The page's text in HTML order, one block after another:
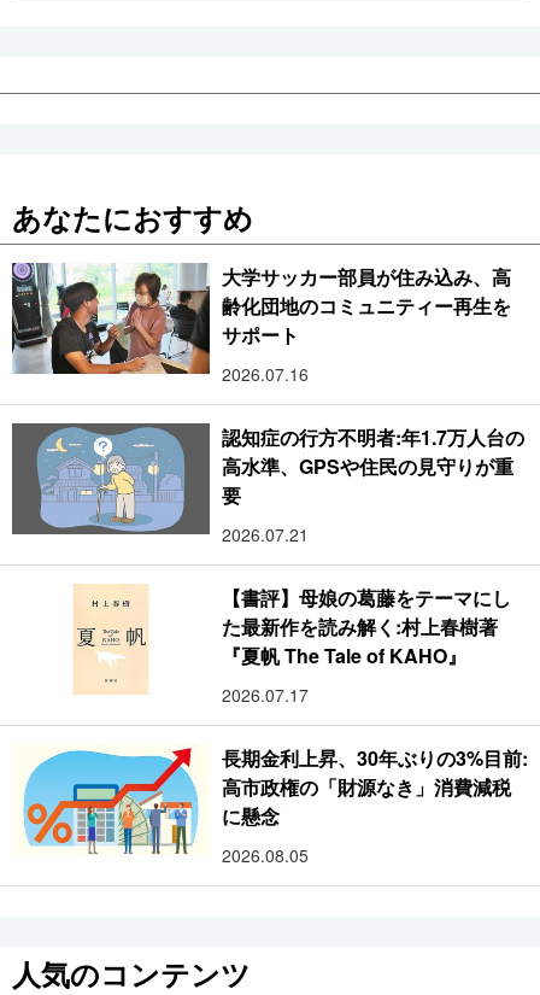
あなたにおすすめ
大学サッカー部員が住み込み、高
齢化団地のコミュニティー再生を
サポート
2026.07.16
認知症の行方不明者:年1.7万人台の
高水準、GPSや住民の見守りが重
要
2026.07.21
【書評】母娘の葛藤をテーマにし
た最新作を読み解く:村上春樹著
『夏帆 The Tale of KAHO』
2026.07.17
長期金利上昇、30年ぶりの3%目前:
高市政権の「財源なき」消費減税
に懸念
2026.08.05
人気のコンテンツ